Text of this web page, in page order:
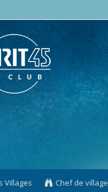
Villages Chef de village